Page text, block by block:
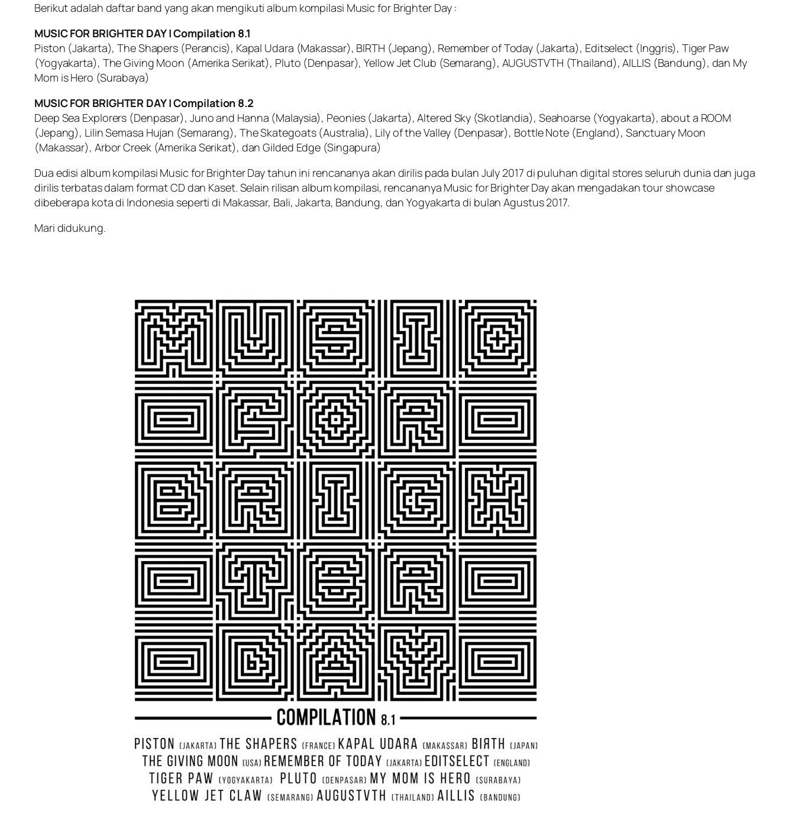
Berikut adalah daftar band yang akan mengikuti album kompilasi Music for Brighter Day :
MUSIC FOR BRIGHTER DAY | Compilation 8.1
Piston (Jakarta), The Shapers (Perancis), Kapal Udara (Makassar), BIRTH (Jepang), Remember of Today (Jakarta), Editselect (Inggris), Tiger Paw
(Yogyakarta), The Giving Moon (Amerika Serikat), Pluto (Denpasar), Yellow Jet Club (Semarang), AUGUSTVTH (Thailand), AILLIS (Bandung), dan My
Mom is Hero (Surabaya)
MUSIC FOR BRIGHTER DAY | Compilation 8.2
Deep Sea Explorers (Denpasar), Juno and Hanna (Malaysia), Peonies (Jakarta), Altered Sky (Skotlandia), Seahoarse (Yogyakarta), about a ROOM
(Jepang), Lilin Semasa Hujan (Semarang), The Skategoats (Australia), Lily of the Valley (Denpasar), Bottle Note (England), Sanctuary Moon
(Makassar), Arbor Creek (Amerika Serikat), dan Gilded Edge (Singapura)
Dua edisi album kompilasi Music for Brighter Day tahun ini rencananya akan dirilis pada bulan July 2017 di puluhan digital stores seluruh dunia dan juga
dirilis terbatas dalam format CD dan Kaset. Selain rilisan album kompilasi, rencananya Music for Brighter Day akan mengadakan tour showcase
dibeberapa kota di Indonesia seperti di Makassar, Bali, Jakarta, Bandung, dan Yogyakarta di bulan Agustus 2017.
Mari didukung.